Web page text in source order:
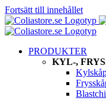
Fortsätt till innehållet
PRODUKTER
KYL-,